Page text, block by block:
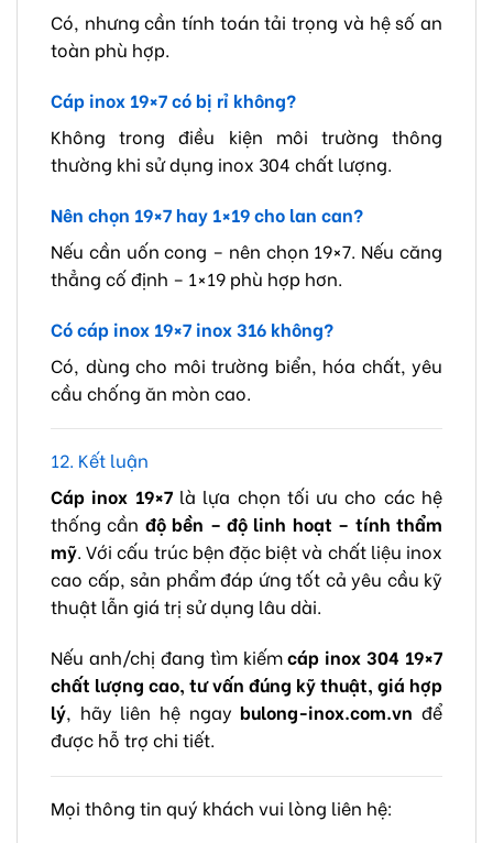
Có, nhưng cần tính toán tải trọng và hệ số an
toàn phù hợp.
Cáp inox 19×7 có bị rỉ không?
Không trong điều kiện môi trường thông
thường khi sử dụng inox 304 chất lượng.
Nên chọn 19×7 hay 1×19 cho lan can?
Nếu cần uốn cong – nên chọn 19×7. Nếu căng
thẳng cố định – 1×19 phù hợp hơn.
Có cáp inox 19×7 inox 316 không?
Có, dùng cho môi trường biển, hóa chất, yêu
cầu chống ăn mòn cao.
12. Kết luận
Cáp inox 19×7là lựa chọn tối ưu cho các hệ
thống cần độ bền – độ linh hoạt – tính thẩm
mỹ. Với cấu trúc bện đặc biệt và chất liệu inox
cao cấp, sản phẩm đáp ứng tốt cả yêu cầu kỹ
thuật lẫn giá trị sử dụng lâu dài.
Nếu anh/chị đang tìm kiếmcáp inox 304 19×7
chất lượng cao, tư vấn đúng kỹ thuật, giá hợp
lý, hãy liên hệ ngaybulong-inox.com.vn để
được hỗ trợ chi tiết.
Mọi thông tin quý khách vui lòng liên hệ: